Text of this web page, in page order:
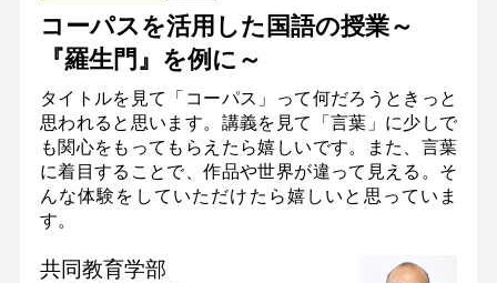
コーパスを活用した国語の授業～
『羅生門』を例に～
タイトルを見て「コーパス」って何だろうときっと
思われると思います。講義を見て「言葉」に少しで
も関心をもってもらえたら嬉しいです。また、言葉
に着目することで、作品や世界が違って見える。そ
んな体験をしていただけたら嬉しいと思っていま
す。
共同教育学部